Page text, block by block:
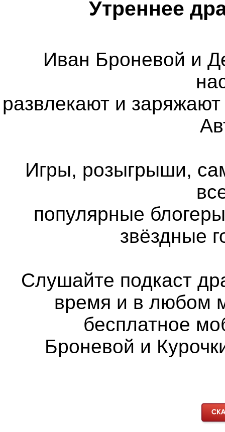
Утреннее
Иван Броневой и
развлекают и
Игры, розыгрыши,
популярные
звёздные
Слушайте подкаст
время и в любом
бесплатное
Броневой и